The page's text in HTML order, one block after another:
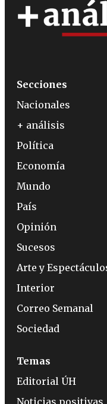
Secciones
Nacionales
+ análisis
Política
Economía
Mundo
País
Opinión
Sucesos
Arte y
Interior
Correo Semanal
Sociedad
Temas
Editorial ÚH